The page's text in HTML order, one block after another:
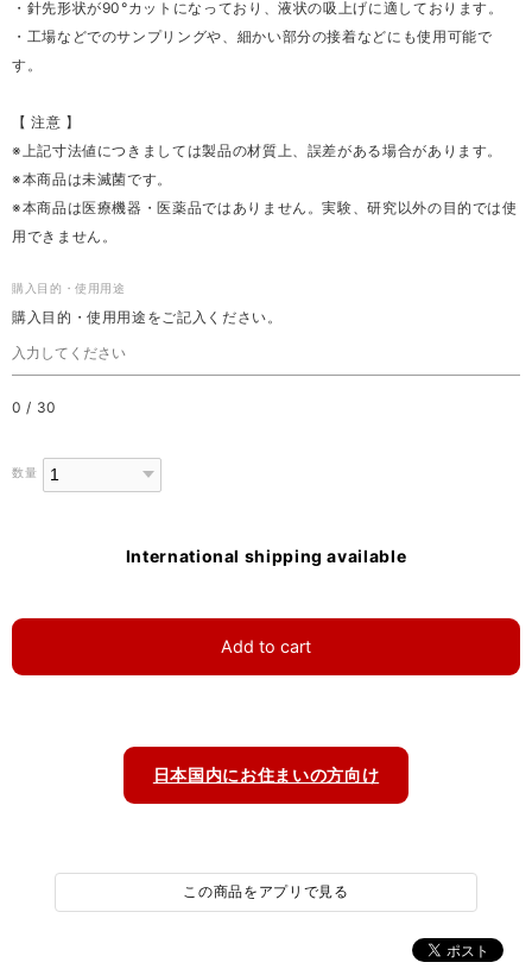
・針先形状が90°カットになっており、液状の吸上げに適しております。
・工場などでのサンプリングや、細かい部分の接着などにも使用可能で
す。
【 注意 】
※上記寸法値につきましては製品の材質上、誤差がある場合があります。
※本商品は未滅菌です。
※本商品は医療機器・医薬品ではありません。実験、研究以外の目的では使
用できません。
購入目的・使用用途
購入目的・使用用途をご記入ください。
0 / 30
数量
International shipping available
Add to cart
日本国内にお住まいの方向け
この商品をアプリで見る